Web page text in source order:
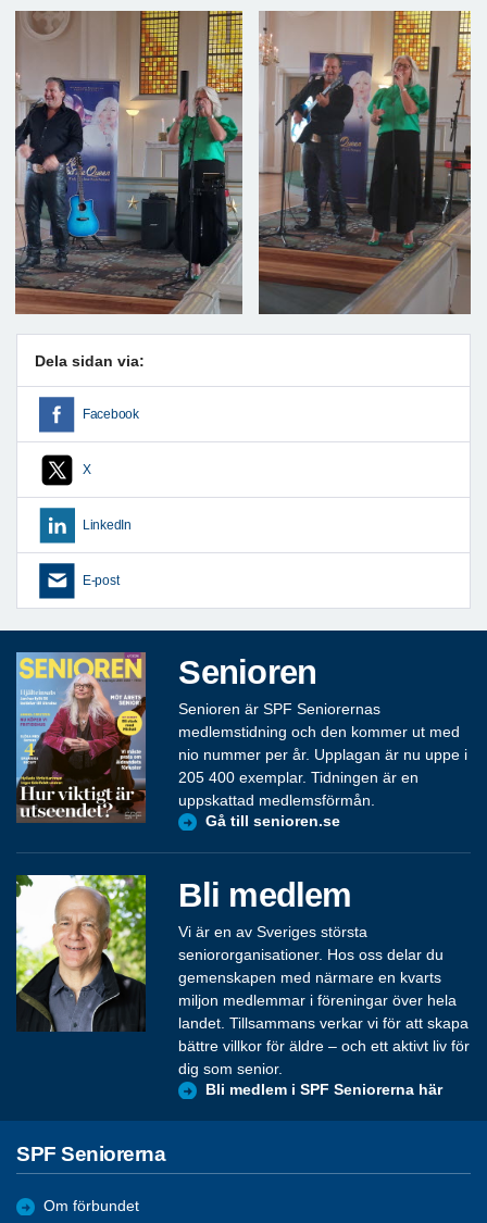
Dela sidan via:
Facebook
X
LinkedIn
E-post
Senioren
Senioren är SPF Seniorernas
medlemstidning och den kommer ut med
nio nummer per år. Upplagan är nu uppe i
205 400 exemplar. Tidningen är en
uppskattad medlemsförmån.
Gå till senioren.se
Bli medlem
Vi är en av Sveriges största
seniororganisationer. Hos oss delar du
gemenskapen med närmare en kvarts
miljon medlemmar i föreningar över hela
landet. Tillsammans verkar vi för att skapa
bättre villkor för äldre – och ett aktivt liv för
dig som senior.
Bli medlem i SPF Seniorerna här
SPF Seniorerna
Om förbundet